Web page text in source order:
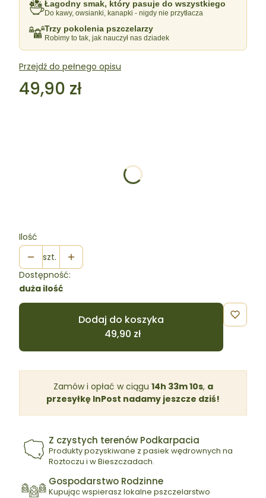
Łagodny smak, który pasuje do wszystkiego
Do kawy, owsianki, kanapki - nigdy nie przytłacza
Trzy pokolenia pszczelarzy
Robimy to tak, jak nauczył nas dziadek
Przejdź do pełnego opisu
Cena
49,90 zł
Ilość
szt.
Dostępność:
duża ilość
Dodaj do koszyka
Zamów i opłać w ciągu14h 33m 8s, a
przesyłkę InPost nadamy jeszcze dziś!
Z czystych terenów Podkarpacia
Produkty pozyskiwane z pasiek wędrownych na
Roztoczu i w Bieszczadach.
Gospodarstwo Rodzinne
Kupując wspierasz lokalne pszczelarstwo